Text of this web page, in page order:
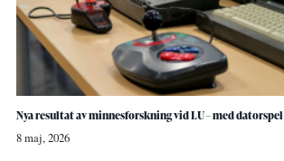
Nya resultat av minnesforskning vid LU – med datorspel
8 maj, 2026